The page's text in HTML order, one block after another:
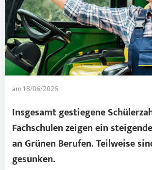
am 18/06/2026
Insgesamt gestiegene
Fachschulen zeigen ein
anGrünen Berufen. Teilweise
gesunken.